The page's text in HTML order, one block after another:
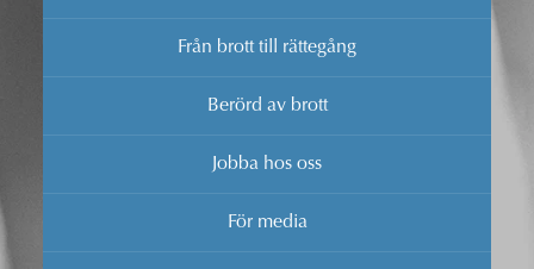
Från brott till rättegång
Berörd av brott
Jobba hos oss
För media